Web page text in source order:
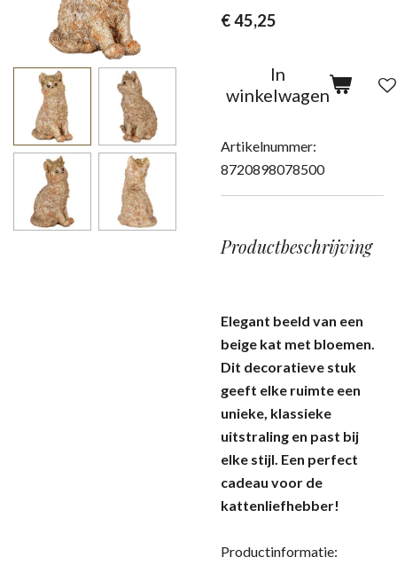
€ 45,25
In
winkelwagen
Artikelnummer:
8720898078500
Productbeschrijving
Elegant beeld van een
beige kat met bloemen.
Dit decoratieve stuk
geeft elke ruimte een
unieke, klassieke
uitstraling en past bij
elke stijl. Een perfect
cadeau voor de
kattenliefhebber!
Productinformatie: